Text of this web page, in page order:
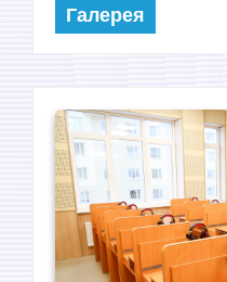
Галерея